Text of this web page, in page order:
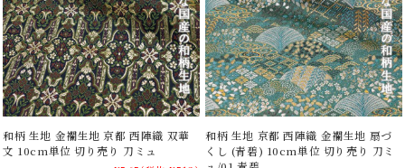
和柄 生地 金襴生地 京都 西陣織 双華
文 10cm単位 切り売り 刀ミュ
和柄 生地 京都 西陣織 金襴生地 扇づ
くし (青碧) 10cm単位 切り売り 刀ミ